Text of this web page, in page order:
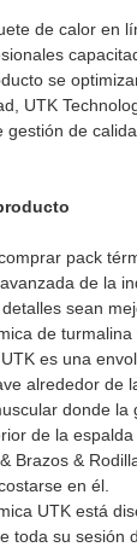
de calor en
se
UTK
de
pack
de la
sean
de
es una
alrededor de
donde la
de la
Brazos &
en él.
UTK está
toda su sesión